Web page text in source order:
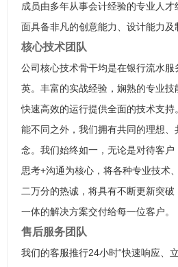
成员由多年从事会计经验的专业人
面具备非凡的创意能力、设计能力及
核心技术团队
公司核心技术骨干均是在银行流水
英。丰富的实战经验，娴熟的专业
快速高效的运行提供全面的技术支
能不同之外，我们拥有共同的理想
念。我们始终如一，无论是对待客户
思考+沟通为核心，将各种专业技术
二万分的热诚，将具有不断更新突
一体的解决方案交付给每一位客户。
售后服务团队
我们的客服推行24小时“快速响应、